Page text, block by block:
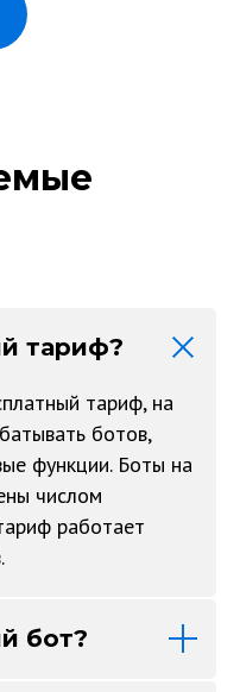
тариф?
тариф, на
ботов,
функции. Боты на
числом
работает
бот?